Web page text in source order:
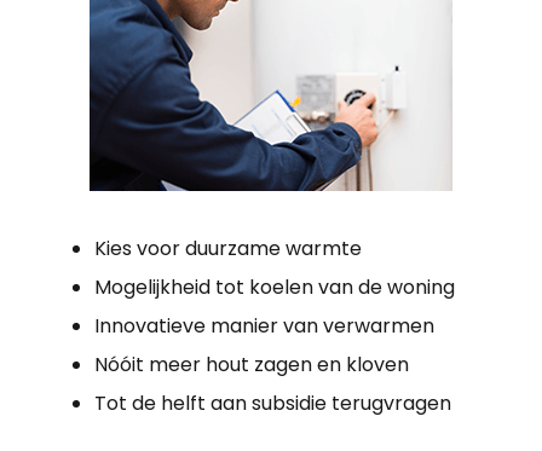
Kies voor duurzame warmte
Mogelijkheid tot koelen van de woning
Innovatieve manier van verwarmen
Nóóit meer hout zagen en kloven
Tot de helft aan subsidie terugvragen